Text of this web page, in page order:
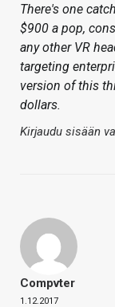
There's one
$900 a pop,
any other VR
targeting
version of this
dollars.
Kirjaudu sisään
Compvter
1.12.2017